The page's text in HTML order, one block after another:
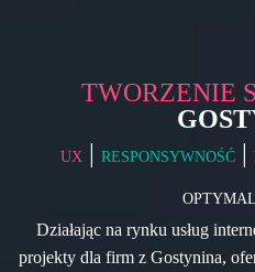
TWORZENIE
UX | RESPONSYWNOŚĆ |
Działając na rynku usług
projekty dla firm z Gostynina,